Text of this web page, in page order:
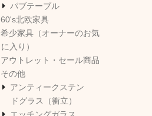
パブテーブル
60's北欧家具
希少家具（オーナーのお気
に入り）
アウトレット・セール商品
その他
アンティークステン
ドグラス（衝立）